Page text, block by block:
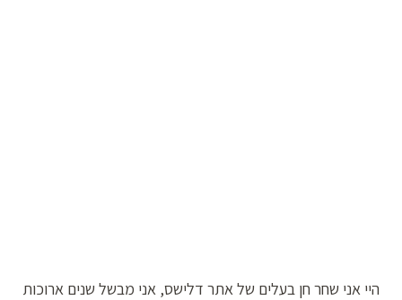
היי אני שחר חן בעלים של אתר דלישס, אני מבשל שנים ארוכות